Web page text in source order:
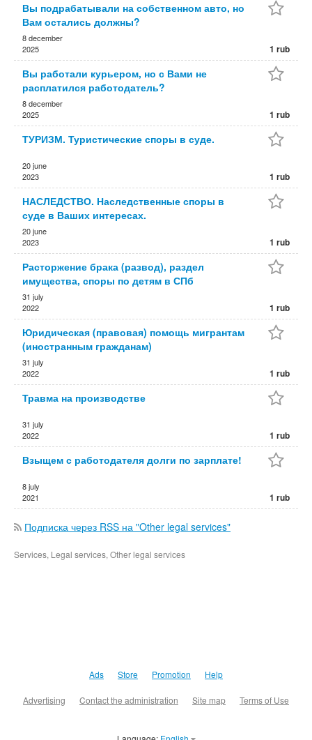
Вы подрабатывали на собственном авто, но
Вам остались должны?
8 december
2025
1 rub
Вы работали курьером, но с Вами не
расплатился работодатель?
8 december
2025
1 rub
ТУРИЗМ. Туристические споры в суде.
20 june
2023
1 rub
НАСЛЕДСТВО. Наследственные споры в
суде в Ваших интересах.
20 june
2023
1 rub
Расторжение брака (развод), раздел
имущества, споры по детям в СПб
31 july
2022
1 rub
Юридическая (правовая) помощь мигрантам
(иностранным гражданам)
31 july
2022
1 rub
Травма на производстве
31 july
2022
1 rub
Взыщем с работодателя долги по зарплате!
8 july
2021
1 rub
Подписка через RSS на "Other legal services"
Services, Legal services, Other legal services
Ads Store Promotion Help
Advertising Contact the administration Site map Terms of Use